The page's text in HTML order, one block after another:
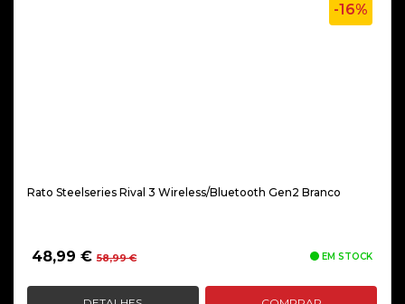
-16%
Rato Steelseries Rival 3 Wireless/Bluetooth Gen2 Branco
58,99€O
48,99 €
O
EM STOCK